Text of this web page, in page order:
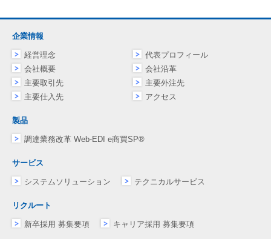
企業情報
経営理念
代表プロフィール
会社概要
会社沿革
主要取引先
主要外注先
主要仕入先
アクセス
製品
調達業務改革 Web-EDI e商買SP®
サービス
システムソリューション テクニカルサービス
リクルート
新卒採用 募集要項 キャリア採用 募集要項